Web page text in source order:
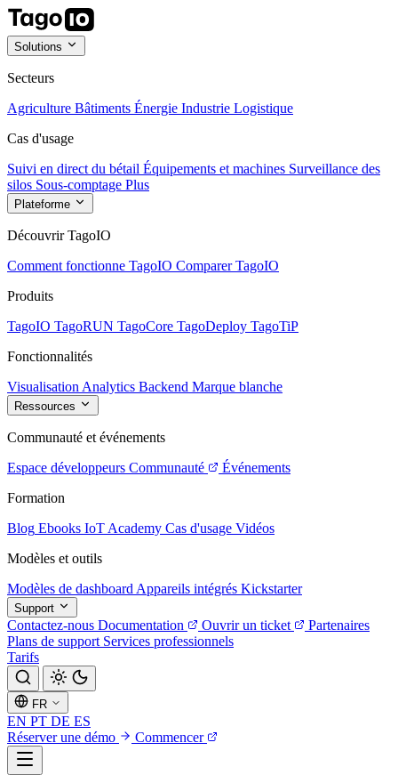
Solutions
Secteurs
Agriculture Bâtiments Énergie Industrie Logistique
Cas d'usage
Suivi en direct du bétail Équipements et machines Surveillance des
silos Sous-comptage Plus
Plateforme
Découvrir TagoIO
Comment fonctionne TagoIO Comparer TagoIO
Produits
TagoIO TagoRUN TagoCore TagoDeploy TagoTiP
Fonctionnalités
Visualisation Analytics Backend Marque blanche
Ressources
Communauté et événements
Espace développeurs Communauté
Événements
Formation
Blog Ebooks IoT Academy Cas d'usage Vidéos
Modèles et outils
Modèles de dashboard Appareils intégrés Kickstarter
Support
Contactez-nous Documentation Ouvrir un ticket
Partenaires
Plans de support Services professionnels
Tarifs
FR
EN PT DE ES
Réserver une démo
Commencer